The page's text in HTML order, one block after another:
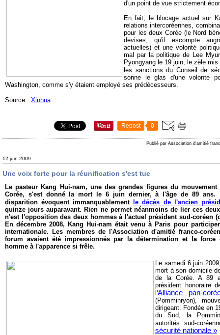
d'un point de vue strictement
En fait, le blocage actuel sur
relations intercoréennes,
pour les deux Corée (le Nord
devises, qu'il escompte
actuelles) et une volonté
mal par la politique de Lee
Pyongyang le 19 juin, le zèle
les sanctions du Conseil de
sonne le glas d'une volonté
Washington, comme s'y étaient employé ses prédécesseurs.
Source : Xinhua
Repost 0
Publié par Association d'amitié
12 juin 2009
Une voix forte pour la réunification s'est tue
Le pasteur Kang Hui-nam, une des grandes figures du
Corée, s'est donné la mort le 6 juin dernier, à l'âge de 89 ans.
disparition évoquent immanquablement le décès de l'ancien
quinze jours auparavant. Rien ne permet néanmoins de lier ces
n'est l'opposition des deux hommes à l'actuel président sud-coréen
En décembre 2008, Kang Hui-nam était venu à Paris pour
internationale. Les membres de l'Association d'amitié franco-
forum avaient été impressionnés par la détermination et la force
homme à l'apparence si frêle.
Le samedi 6 juin
mort à son domicile
de la Corée. A 89
président honoraire
l'Alliance pan-
(Pomminryon),
dirigeant. Fondée en
du Sud, la
autorités sud-
sécurité nationale »